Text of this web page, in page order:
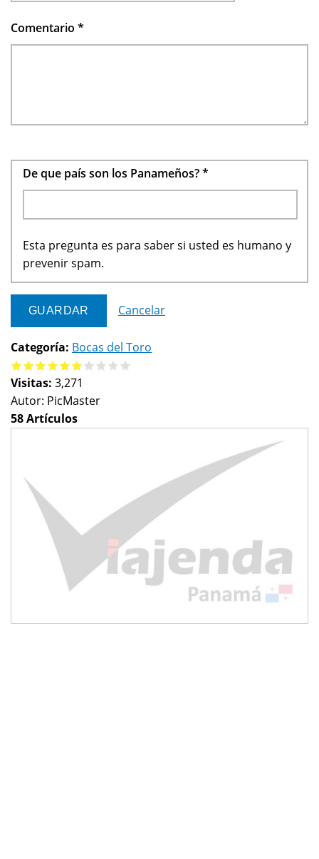
Comentario *
De que país son los Panameños?*
Esta pregunta es para saber si usted es humano y
prevenir spam.
Cancelar
Categoría: Bocas del Toro
Visitas: 3,271
Autor: PicMaster
58 Artículos